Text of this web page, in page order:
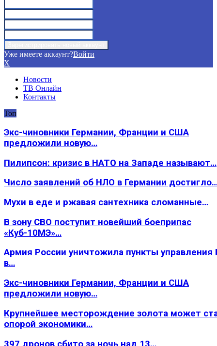
Уже имеете аккаунт?Войти
X
Новости
ТВ Онлайн
Контакты
Топ
Экс-чиновники Германии, Франции и США
предложили новую…
Пилипсон: кризис в НАТО на Западе называют…
Число заявлений об НЛО в Германии
Мухи в еде и ржавая сантехника сломанные…
В зону СВО поступит новейший боеприпас
«Куб-10МЭ»…
Армия России уничтожила пункты
в…
Экс-чиновники Германии, Франции и США
предложили новую…
Крупнейшее месторождение золота может
опорой экономики…
397 дронов сбито за ночь над 13…